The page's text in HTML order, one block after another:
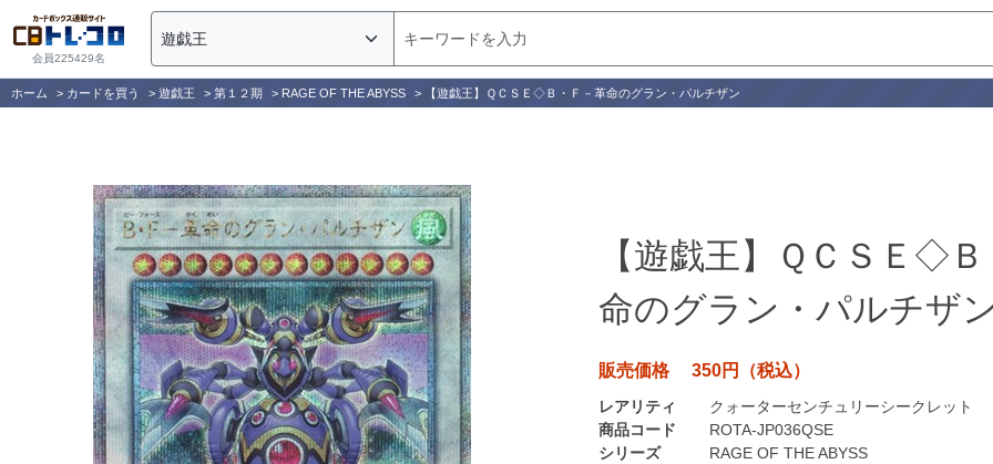
会員225429名
ホーム > カードを買う > 遊戯王 > 第１２期 > RAGE OF THE ABYSS > 【遊戯王】ＱＣＳＥ◇Ｂ・Ｆ－革命のグラン・パルチザン
【遊戯王】ＱＣＳＥ◇
命のグラン・パルチザン
販売価格 350円（税込）
レアリティ
クォーターセンチュリーシークレット
商品コード
ROTA-JP036QSE
シリーズ
RAGE OF THE ABYSS